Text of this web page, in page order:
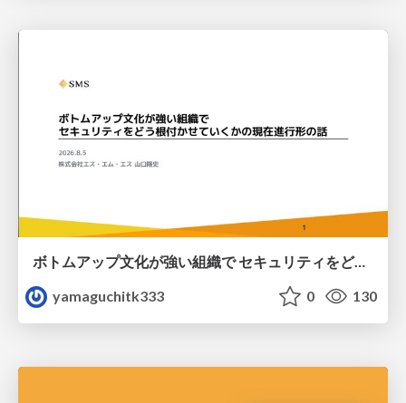
ボトムアップ文化が強い組織で セキュリティをどう根付かせていくかの現在進行形の話 / Making Security Stick in a Bottom-Up Organization
yamaguchitk333
0 130